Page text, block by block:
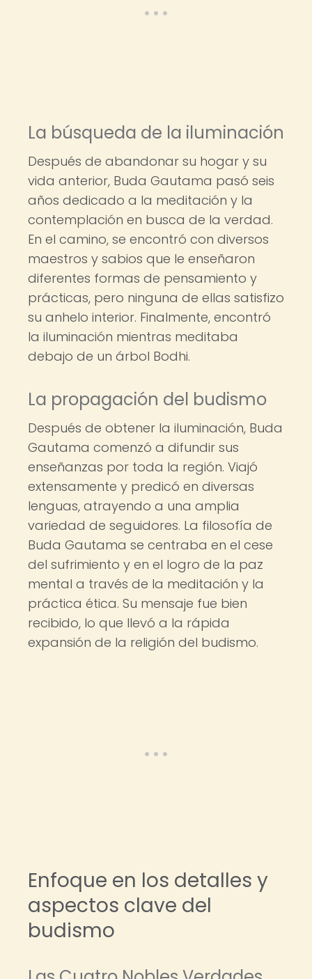
La búsqueda de la iluminación
Después de abandonar su hogar y su
vida anterior, Buda Gautama pasó seis
años dedicado a la meditación y la
contemplación en busca de la verdad.
En el camino, se encontró con diversos
maestros y sabios que le enseñaron
diferentes formas de pensamiento y
prácticas, pero ninguna de ellas satisfizo
su anhelo interior. Finalmente, encontró
la iluminación mientras meditaba
debajo de un árbol Bodhi.
La propagación del budismo
Después de obtener la iluminación, Buda
Gautama comenzó a difundir sus
enseñanzas por toda la región. Viajó
extensamente y predicó en diversas
lenguas, atrayendo a una amplia
variedad de seguidores. La filosofía de
Buda Gautama se centraba en el cese
del sufrimiento y en el logro de la paz
mental a través de la meditación y la
práctica ética. Su mensaje fue bien
recibido, lo que llevó a la rápida
expansión de la religión del budismo.
Enfoque en los detalles y
aspectos clave del
budismo